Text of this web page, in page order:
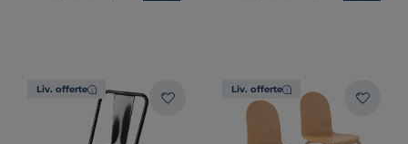
Liv. offerte Liv. offerte